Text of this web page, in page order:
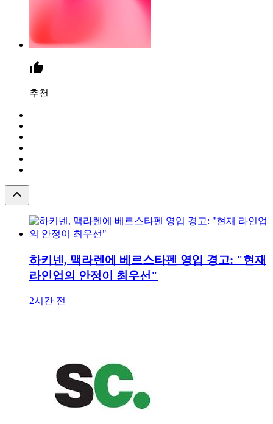
추천
하키넨, 맥라렌에 베르스타펜 영입 경고: "현재
라인업의 안정이 최우선"
2시간 전